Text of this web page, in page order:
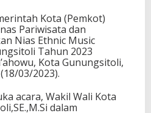
Kota (Pemkot)
Pariwisata dan
Nias Ethnic Music
Tahun 2023
Kota Gunungsitoli,
03/2023).
acara, Wakil Wali Kota
dalam